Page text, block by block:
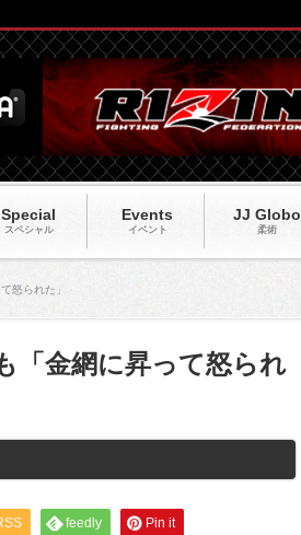
Special
スペシャル
Events
イベント
JJ Globo
柔術
怒られた」
「金網に昇って怒られ
feedly Pin it